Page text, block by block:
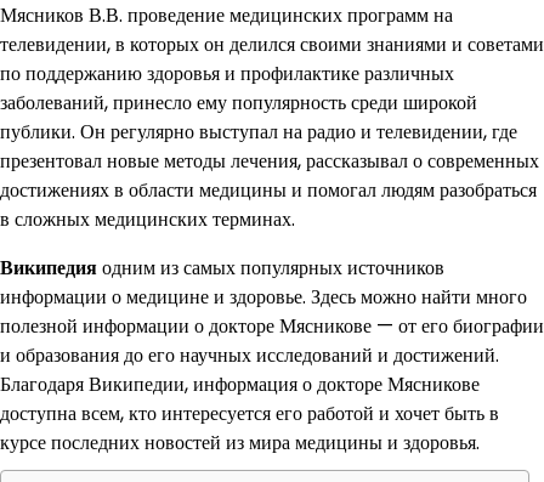
Мясников В.В. проведение медицинских программ на
телевидении, в которых он делился своими знаниями и советами
по поддержанию здоровья и профилактике различных
заболеваний, принесло ему популярность среди широкой
публики. Он регулярно выступал на радио и телевидении, где
презентовал новые методы лечения, рассказывал о современных
достижениях в области медицины и помогал людям разобраться
в сложных медицинских терминах.
Википедияодним из самых популярных источников
информации о медицине и здоровье. Здесь можно найти много
полезной информации о докторе Мясникове — от его биографии
и образования до его научных исследований и достижений.
Благодаря Википедии, информация о докторе Мясникове
доступна всем, кто интересуется его работой и хочет быть в
курсе последних новостей из мира медицины и здоровья.